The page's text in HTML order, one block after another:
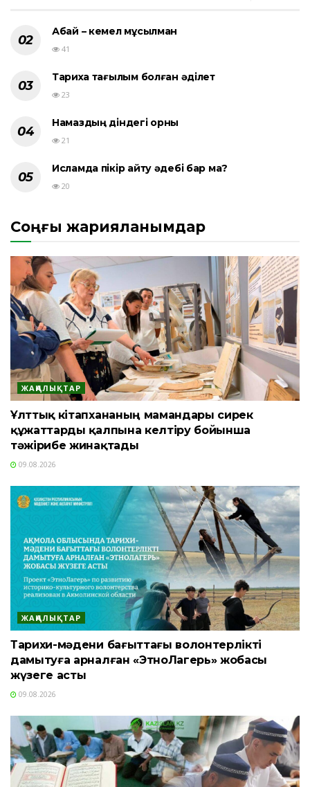
Абай – кемел мұсылман
41
Тарихқа тағылым болған әділет
23
Намаздың діндегі орны
21
Исламда пікір айту әдебі бар ма?
20
Соңғы жарияланымдар
ЖАҢАЛЫҚТАР
Ұлттық кітапхананың мамандары сирек
құжаттарды қалпына келтіру бойынша
тәжірибе жинақтады
09.08.2026
ЖАҢАЛЫҚТАР
Тарихи-мәдени бағыттағы волонтерлікті
дамытуға арналған «ЭтноЛагерь» жобасы
жүзеге асты
09.08.2026